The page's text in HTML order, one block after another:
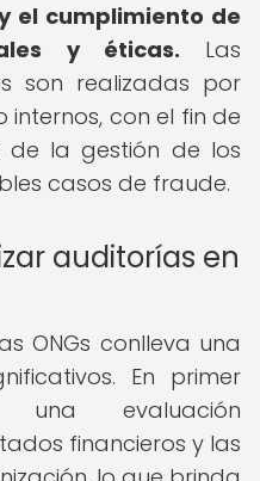
el cumplimiento de
y éticas. Las
son realizadas por
internos, con el fin de
la gestión de los
casos de fraude.
auditorías en
ONGs conlleva una
En primer
una evaluación
financieros y las